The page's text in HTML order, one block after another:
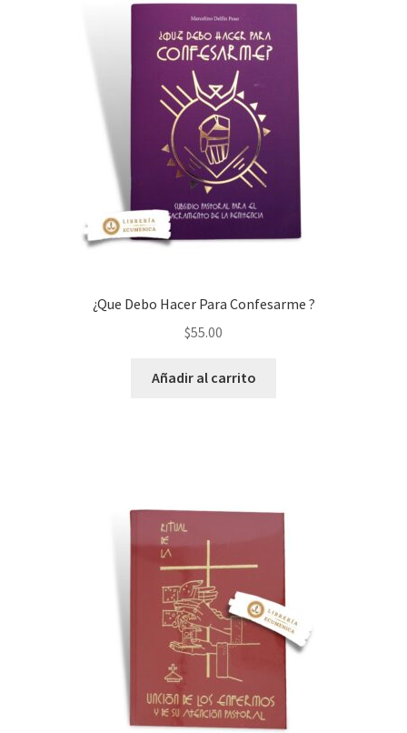
¿Que Debo Hacer Para Confesarme ?
$55.00
Añadir al carrito